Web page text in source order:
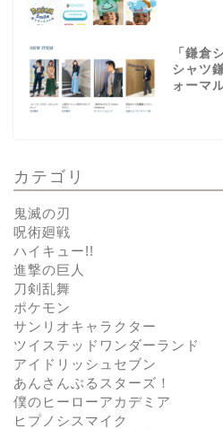
「鎌倉
シャツ
ォーマ
カテゴリ
鬼滅の刃
呪術廻戦
ハイキュー!!
進撃の巨人
刀剣乱舞
ポケモン
サンリオキャラクター
ツイステッドワンダーランド
アイドリッシュセブン
あんさんぶるスターズ！
僕のヒーローアカデミア
ヒプノシスマイク